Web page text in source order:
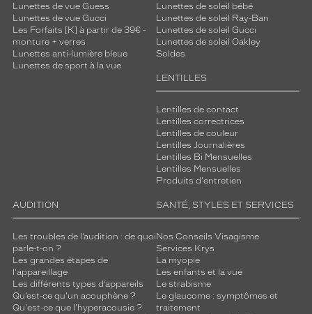
Lunettes de vue Guess
Lunettes de vue Gucci
Les Forfaits [K] à partir de 39€ -
monture + verres
Lunettes anti-lumière bleue
Lunettes de sport à la vue
Lunettes de soleil bébé
Lunettes de soleil Ray-Ban
Lunettes de soleil Gucci
Lunettes de soleil Oakley
Soldes
LENTILLES
Lentilles de contact
Lentilles correctrices
Lentilles de couleur
Lentilles Journalières
Lentilles Bi Mensuelles
Lentilles Mensuelles
Produits d'entretien
AUDITION
Les troubles de l’audition : de quoi
parle-t-on ?
Les grandes étapes de
l'appareillage
Les différents types d’appareils
Qu’est-ce qu'un acouphène ?
Qu'est-ce que l'hyperacousie ?
SANTÉ, STYLES ET SERVICES
Nos Conseils Visagisme
Services Krys
La myopie
Les enfants et la vue
Le strabisme
Le glaucome : symptômes et
traitement